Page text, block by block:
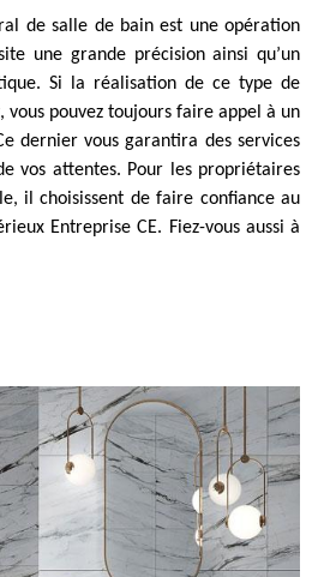
de salle de bain est une opération
une grande précision ainsi qu’un
Si la réalisation de ce type de
vous pouvez toujours faire appel à un
dernier vous garantira des services
vos attentes. Pour les propriétaires
il choisissent de faire confiance au
Entreprise CE. Fiez-vous aussi à